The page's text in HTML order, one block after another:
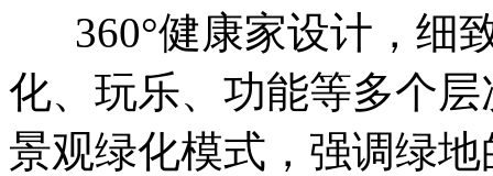
360°健康家设计，细
化、玩乐、功能等多个
景观绿化模式，强调绿